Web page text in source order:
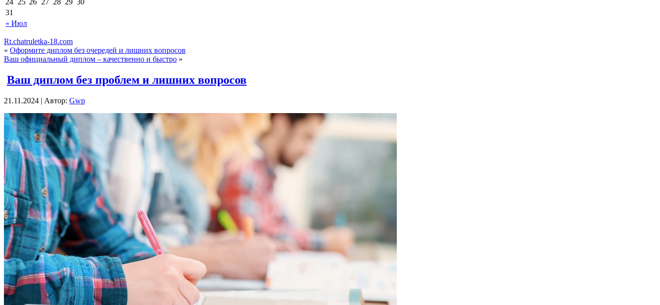
« Июл
31
Rt.chatruletka-18.com
« Оформите диплом без очередей и лишних вопросов
Ваш официальный диплом – качественно и быстро »
Ваш диплом без проблем и лишних вопросов
21.11.2024 | Автор: Gwp